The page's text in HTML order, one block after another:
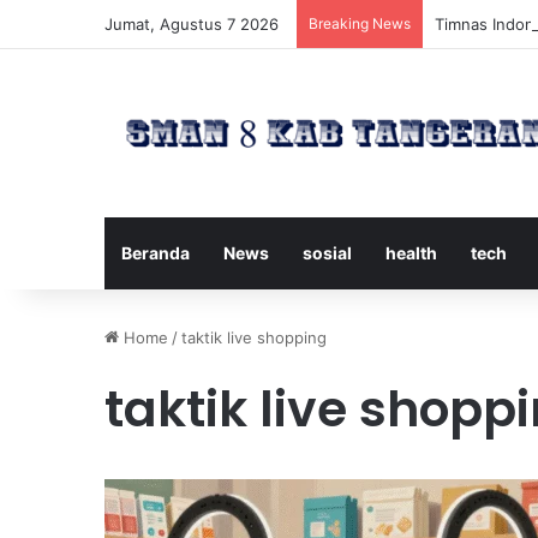
Jumat, Agustus 7 2026 Breaking News Timnas
Beranda News sosial health tech
Home /taktik live shopping
taktik live